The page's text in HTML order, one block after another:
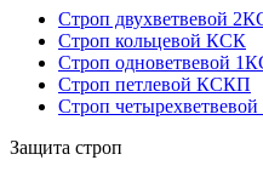
Строп двухветвевой
Строп кольцевой КСК
Строп одноветвевой
Строп петлевой КСКП
Строп
Защита строп